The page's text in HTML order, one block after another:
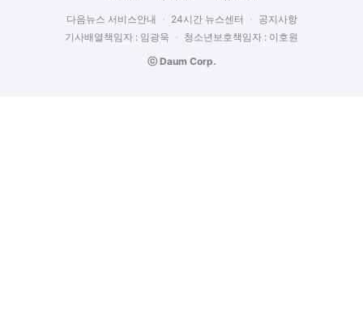
다음뉴스 서비스안내 24시간 뉴스센터
공지사항
기사배열책임자 : 임광욱
청소년보호책임자 : 이호원
ⓒ Daum Corp.